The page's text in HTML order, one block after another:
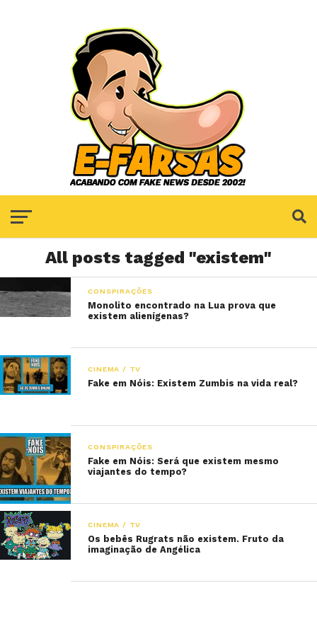
All posts tagged "existem"
CONSPIRAÇÕES
Monolito encontrado na Lua prova que
existem alienígenas?
CINEMA / TV
Fake em Nóis: Existem Zumbis na vida real?
CONSPIRAÇÕES
Fake em Nóis: Será que existem mesmo
viajantes do tempo?
CINEMA / TV
Os bebês Rugrats não existem. Fruto da
imaginação de Angélica